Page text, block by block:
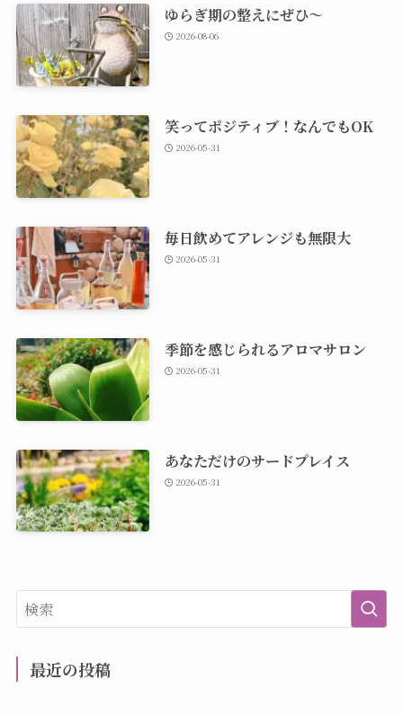
ゆらぎ期の整えにぜひ～
2026-08-06
笑ってポジティブ！なんでもOK
2026-05-31
毎日飲めてアレンジも無限大
2026-05-31
季節を感じられるアロマサロン
2026-05-31
あなただけのサードプレイス
2026-05-31
最近の投稿